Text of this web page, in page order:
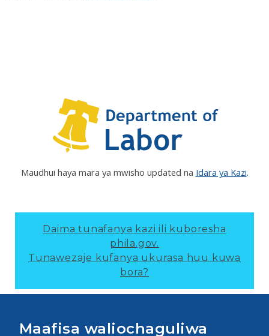
Maudhui haya mara ya mwisho updated na Idara ya Kazi.
Daima tunafanya kazi ili kuboresha
phila.gov.
Tunawezaje kufanya ukurasa huu kuwa
bora?
Maafisa waliochaguliwa